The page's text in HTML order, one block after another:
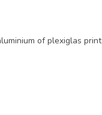
of plexiglas print